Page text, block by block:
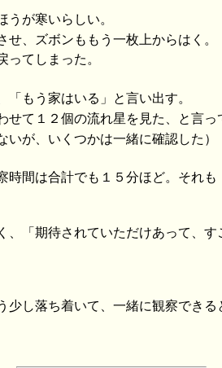
うが寒いらしい。
、ズボンももう一枚上からはく。
ってしまった。
「もう家はいる」と言い出す。
せて１２個の流れ星を見た、と言っ
いが、いくつかは一緒に確認した）
時間は合計でも１５分ほど。それ
、「期待されていただけあって、す
少し落ち着いて、一緒に観察できる